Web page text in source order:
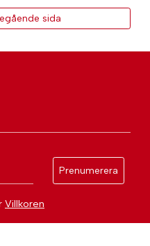
sida
Prenumerera
Villkoren